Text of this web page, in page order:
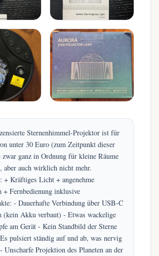
Sternenhimmel-Projektor ist für
unter 30 Euro (zum Zeitpunkt dieser
zwar ganz in Ordnung für kleine Räume
aber auch wirklich nicht mehr.
+ Kräftiges Licht + angenehme
+ Fernbedienung inklusive
- Dauerhafte Verbindung über USB-C
(kein Akku verbaut) - Etwas wackelige
am Gerät - Kein Standbild der Sterne
pulsiert ständig auf und ab, was nervig
Unscharfe Projektion des Planeten an der